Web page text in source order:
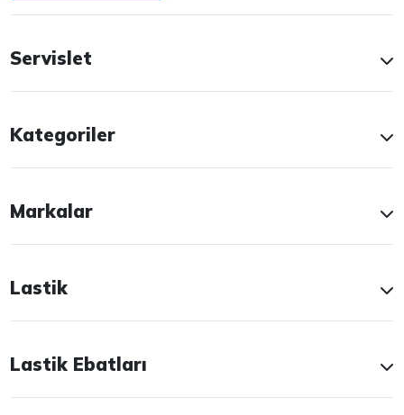
Servislet
Kategoriler
Markalar
Lastik
Lastik Ebatları